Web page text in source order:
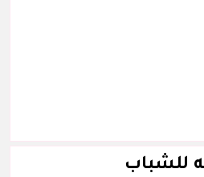
للشباب